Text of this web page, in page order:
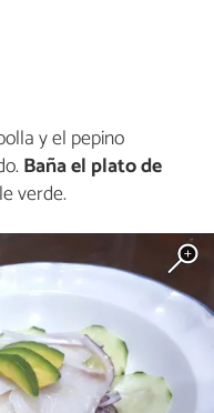
y el pepino
Baña el plato de
verde.